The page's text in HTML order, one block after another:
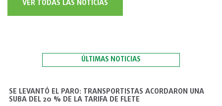
VER TODAS LAS NOTICIAS
ÚLTIMAS NOTICIAS
SE LEVANTÓ EL PARO: TRANSPORTISTAS ACORDARON UNA
SUBA DEL 20 % DE LA TARIFA DE FLETE